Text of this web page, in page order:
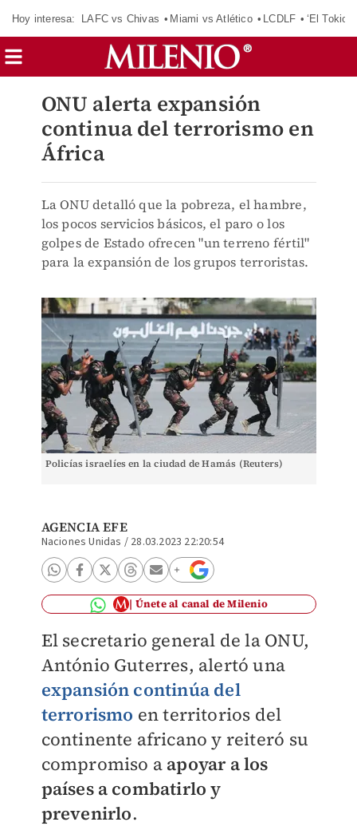
Hoy interesa: LAFC vs Chivas Miami vs Atlético LCDLF ‘El Tokio’
ONU alerta expansión
continua del terrorismo en
África
La ONU detalló que la pobreza, el hambre,
los pocos servicios básicos, el paro o los
golpes de Estado ofrecen "un terreno fértil"
para la expansión de los grupos terroristas.
Policías israelíes en la ciudad de Hamás (Reuters)
AGENCIA EFE
Naciones Unidas / 28.03.2023 22:20:54
Únete al canal de Milenio
El secretario general de la ONU,
António Guterres, alertó una
expansión continúa del
terrorismo en territorios del
continente africano y reiteró su
compromiso a apoyar a los
países a combatirlo y
prevenirlo.